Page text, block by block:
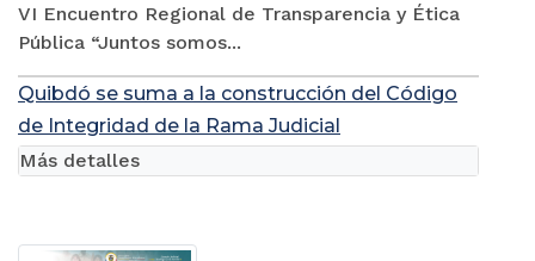
VI Encuentro Regional de Transparencia y Ética
Pública “Juntos somos...
Quibdó se suma a la construcción del Código
de Integridad de la Rama Judicial
Más detalles